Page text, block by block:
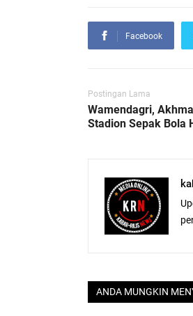
Facebook
Postingan Lama
Wamendagri,
Stadion Sepak Bola
ANDA MUNGKIN